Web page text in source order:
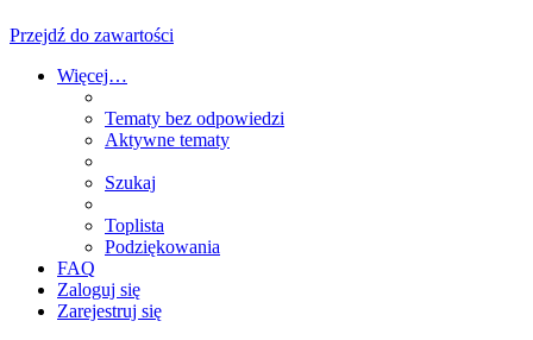
Przejdź do zawartości
Więcej…
Tematy bez odpowiedzi
Aktywne tematy
Szukaj
Toplista
Podziękowania
FAQ
Zaloguj się
Zarejestruj się